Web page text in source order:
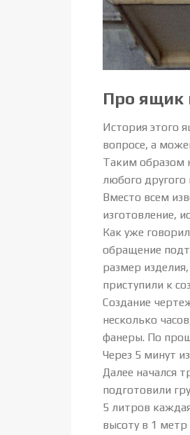
Про ящик
История этого
вопросе, а
Таким образом
любого другого
Вместо всем
изготовление,
Как уже
обращение
размер
приступили к
Создание
несколько
фанеры. По
Через 5 минут
Далее начался
подготовили
5 литров
высоту в 1